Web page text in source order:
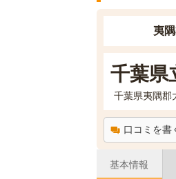
夷
千葉県
千葉県夷隅郡
口コミを書
基本情報